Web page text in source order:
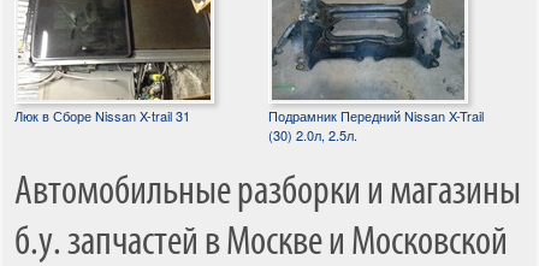
Люк в Сборе Nissan X-trail 31
Подрамник Передний Nissan X-Trail
(30) 2.0л, 2.5л.
Автомобильные разборки и магазины
б.у. запчастей в Москве и Московской